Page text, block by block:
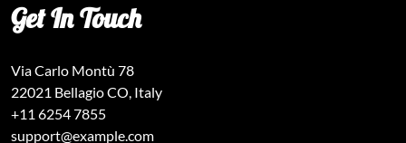
Get In Touch
Via Carlo Montù 78
22021 Bellagio CO, Italy
+11 6254 7855
support@example.com